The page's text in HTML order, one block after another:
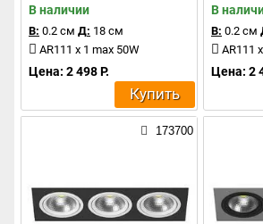
В наличии
В: 0.2 см Д: 18 см
AR111 x 1 max 50W
Цена: 2 498 Р.
Купить
В
В: 0.2 см
AR111
Цена: 2
173700